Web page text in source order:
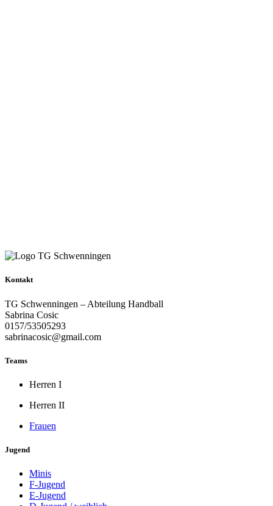
Kontakt
TG Schwenningen – Abteilung Handball
Sabrina Cosic
0157/53505293
sabrinacosic@gmail.com
Teams
Herren I
Herren II
Frauen
Jugend
Minis
F-Jugend
E-Jugend